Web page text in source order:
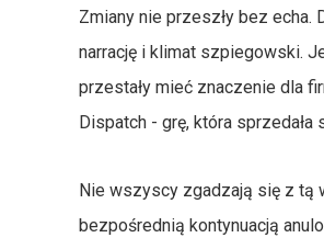
Zmiany nie przeszły bez echa.
narrację i klimat szpiegowski.
przestały mieć znaczenie dla
Dispatch - grę, która
Nie wszyscy zgadzają się z tą
bezpośrednią kontynuacją